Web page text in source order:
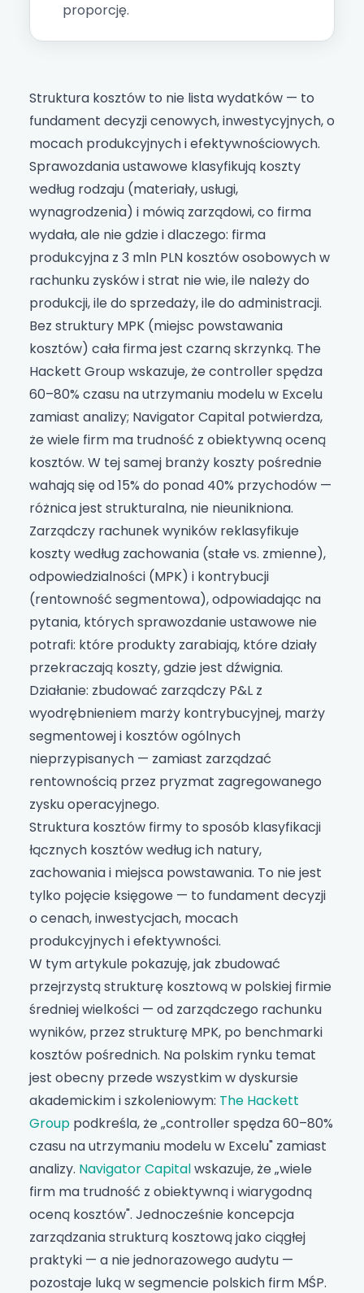
proporcję.
Struktura kosztów to nie lista wydatków — to
fundament decyzji cenowych, inwestycyjnych, o
mocach produkcyjnych i efektywnościowych.
Sprawozdania ustawowe klasyfikują koszty
według rodzaju (materiały, usługi,
wynagrodzenia) i mówią zarządowi, co firma
wydała, ale nie gdzie i dlaczego: firma
produkcyjna z 3 mln PLN kosztów osobowych w
rachunku zysków i strat nie wie, ile należy do
produkcji, ile do sprzedaży, ile do administracji.
Bez struktury MPK (miejsc powstawania
kosztów) cała firma jest czarną skrzynką. The
Hackett Group wskazuje, że controller spędza
60–80% czasu na utrzymaniu modelu w Excelu
zamiast analizy; Navigator Capital potwierdza,
że wiele firm ma trudność z obiektywną oceną
kosztów. W tej samej branży koszty pośrednie
wahają się od 15% do ponad 40% przychodów —
różnica jest strukturalna, nie nieunikniona.
Zarządczy rachunek wyników reklasyfikuje
koszty według zachowania (stałe vs. zmienne),
odpowiedzialności (MPK) i kontrybucji
(rentowność segmentowa), odpowiadając na
pytania, których sprawozdanie ustawowe nie
potrafi: które produkty zarabiają, które działy
przekraczają koszty, gdzie jest dźwignia.
Działanie: zbudować zarządczy P&L z
wyodrębnieniem marży kontrybucyjnej, marży
segmentowej i kosztów ogólnych
nieprzypisanych — zamiast zarządzać
rentownością przez pryzmat zagregowanego
zysku operacyjnego.
Struktura kosztów firmy to sposób klasyfikacji
łącznych kosztów według ich natury,
zachowania i miejsca powstawania. To nie jest
tylko pojęcie księgowe — to fundament decyzji
o cenach, inwestycjach, mocach
produkcyjnych i efektywności.
W tym artykule pokazuję, jak zbudować
przejrzystą strukturę kosztową w polskiej firmie
średniej wielkości — od zarządczego rachunku
wyników, przez strukturę MPK, po benchmarki
kosztów pośrednich. Na polskim rynku temat
jest obecny przede wszystkim w dyskursie
akademickim i szkoleniowym: The Hackett
Group podkreśla, że „controller spędza 60–80%
czasu na utrzymaniu modelu w Excelu" zamiast
analizy. Navigator Capitalwskazuje, że „wiele
firm ma trudność z obiektywną i wiarygodną
oceną kosztów". Jednocześnie koncepcja
zarządzania strukturą kosztową jako ciągłej
praktyki — a nie jednorazowego audytu —
pozostaje luką w segmencie polskich firm MŚP.